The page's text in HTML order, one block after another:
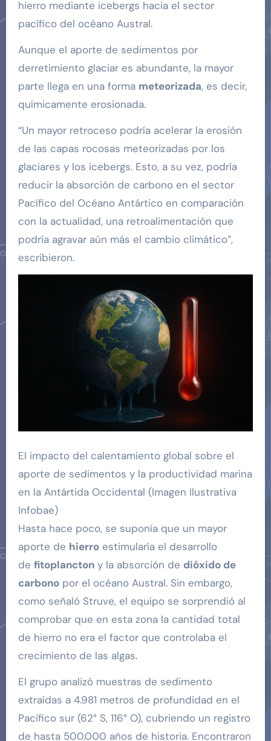
hierro mediante icebergs hacia el sector
pacífico del océano Austral.
Aunque el aporte de sedimentos por
derretimiento glaciar es abundante, la mayor
parte llega en una forma meteorizada, es decir,
químicamente erosionada.
“Un mayor retroceso podría acelerar la erosión
de las capas rocosas meteorizadas por los
glaciares y los icebergs. Esto, a su vez, podría
reducir la absorción de carbono en el sector
Pacífico del Océano Antártico en comparación
con la actualidad, una retroalimentación que
podría agravar aún más el cambio climático”,
escribieron.
El impacto del calentamiento global sobre el
aporte de sedimentos y la productividad marina
en la Antártida Occidental (Imagen Ilustrativa
Infobae)
Hasta hace poco, se suponía que un mayor
aporte de hierroestimularía el desarrollo
de fitoplanctony la absorción de dióxido de
carbonopor el océano Austral. Sin embargo,
como señaló Struve, el equipo se sorprendió al
comprobar que en esta zona la cantidad total
de hierro no era el factor que controlaba el
crecimiento de las algas.
El grupo analizó muestras de sedimento
extraídas a 4.981 metros de profundidad en el
Pacífico sur (62° S, 116° O), cubriendo un registro
de hasta 500.000 años de historia. Encontraron